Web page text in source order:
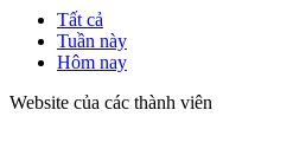
Tất cả
Tuần này
Hôm nay
Website của các thành viên